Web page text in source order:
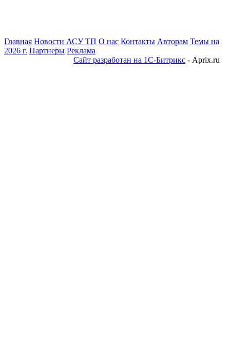
Главная Новости АСУ ТП О нас Контакты Авторам Темы на
2026 г. Партнеры Реклама
Сайт разработан на 1С-Битрикс - Aprix.ru